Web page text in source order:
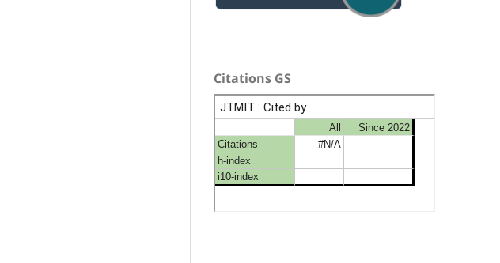
Citations GS